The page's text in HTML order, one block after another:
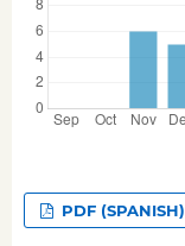
PDF (SPANISH)